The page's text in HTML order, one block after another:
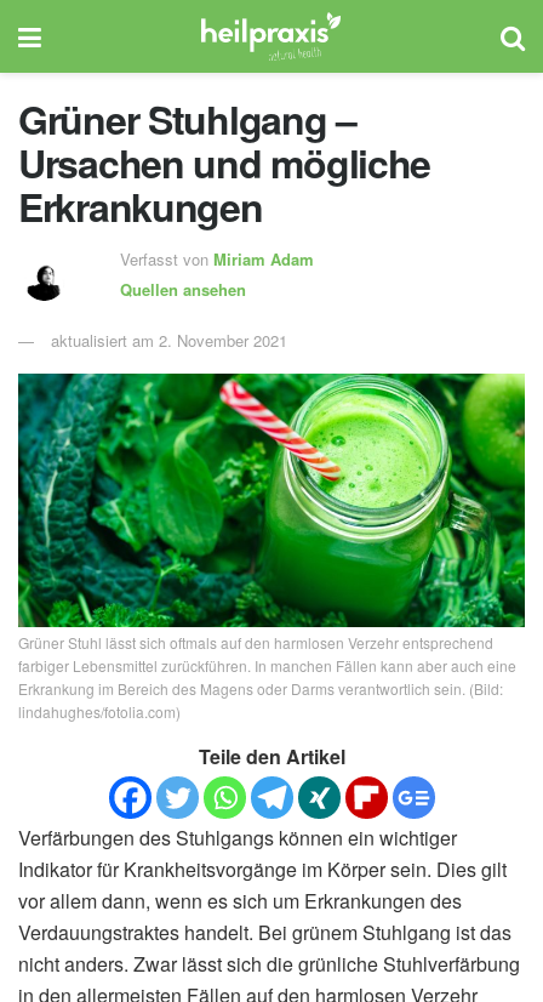
Grüner Stuhlgang –
Ursachen und mögliche
Erkrankungen
Verfasst von Miriam Adam
Quellen ansehen
aktualisiert am 2. November 2021
Grüner Stuhl lässt sich oftmals auf den harmlosen Verzehr entsprechend
farbiger Lebensmittel zurückführen. In manchen Fällen kann aber auch eine
Erkrankung im Bereich des Magens oder Darms verantwortlich sein. (Bild:
lindahughes/fotolia.com)
Teile den Artikel
Verfärbungen des Stuhlgangs können ein wichtiger
Indikator für Krankheitsvorgänge im Körper sein. Dies gilt
vor allem dann, wenn es sich um Erkrankungen des
Verdauungstraktes handelt. Bei grünem Stuhlgang ist das
nicht anders. Zwar lässt sich die grünliche Stuhlverfärbung
in den allermeisten Fällen auf den harmlosen Verzehr